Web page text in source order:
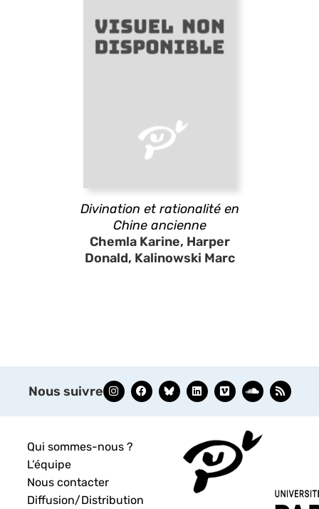
Divination et rationalité en
Chine ancienne
Chemla Karine, Harper
Donald, Kalinowski Marc
Nous suivre
Qui sommes-nous ?
L’équipe
Nous contacter
Diffusion/Distribution